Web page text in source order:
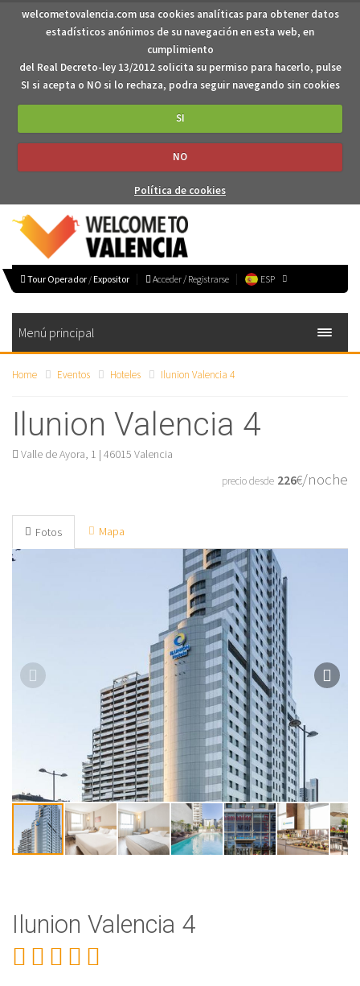
welcometovalencia.com usa cookies analíticas para obtener datos
estadísticos anónimos de su navegación en esta web, en
cumplimiento
del Real Decreto-ley 13/2012 solicita su permiso para hacerlo, pulse
SI si acepta o NO si lo rechaza, podra seguir navegando sin cookies
SI
NO
Política de cookies
Tour Operador /Expositor Acceder / Registrarse ESP
Menú principal
Home Eventos Hoteles Ilunion Valencia 4
Ilunion Valencia 4
Valle de Ayora, 1 | 46015 Valencia
precio desde 226€/noche
Fotos Mapa
Ilunion Valencia 4